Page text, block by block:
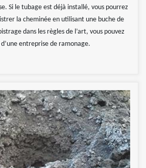
Si le tubage est déjà installé, vous pourrez
la cheminée en utilisant une buche de
dans les règles de l’art, vous pouvez
entreprise de ramonage.